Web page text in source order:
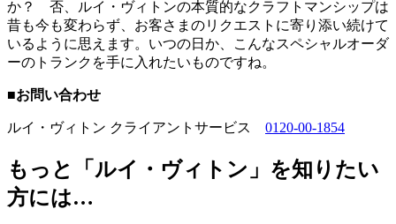
か？ 否、ルイ・ヴィトンの本質的なクラフトマンシップは
昔も今も変わらず、お客さまのリクエストに寄り添い続けて
いるように思えます。いつの日か、こんなスペシャルオーダ
ーのトランクを手に入れたいものですね。
■お問い合わせ
ルイ・ヴィトン クライアントサービス 0120-00-1854
もっと「ルイ・ヴィトン」を知りたい
方には…